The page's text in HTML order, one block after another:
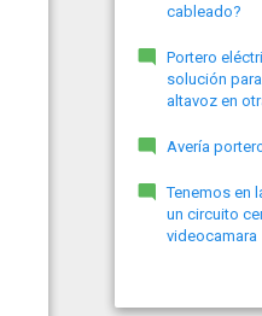
cableado?
Portero
solución
altavoz en
Avería
Tenemos en
un circuito
videocamara